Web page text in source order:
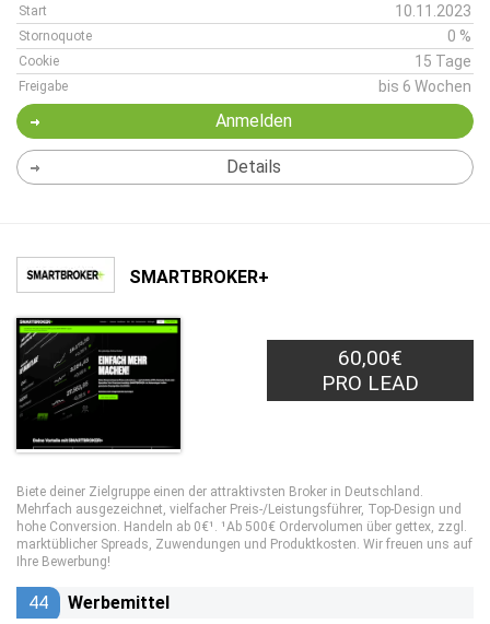
Start 10.11.2023
Stornoquote 0 %
Cookie 15 Tage
Freigabe bis 6 Wochen
Anmelden
Details
SMARTBROKER+
60,00€
PRO LEAD
Biete deiner Zielgruppe einen der attraktivsten Broker in Deutschland.
Mehrfach ausgezeichnet, vielfacher Preis-/Leistungsführer, Top-Design und
hohe Conversion. Handeln ab 0€¹. ¹Ab 500€ Ordervolumen über gettex, zzgl.
marktüblicher Spreads, Zuwendungen und Produktkosten. Wir freuen uns auf
Ihre Bewerbung!
44 Werbemittel